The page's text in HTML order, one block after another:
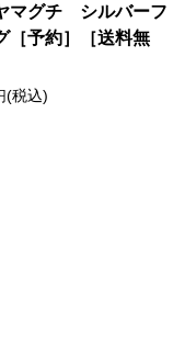
マグチ シルバーフ
［予約］［送料無
(税込)